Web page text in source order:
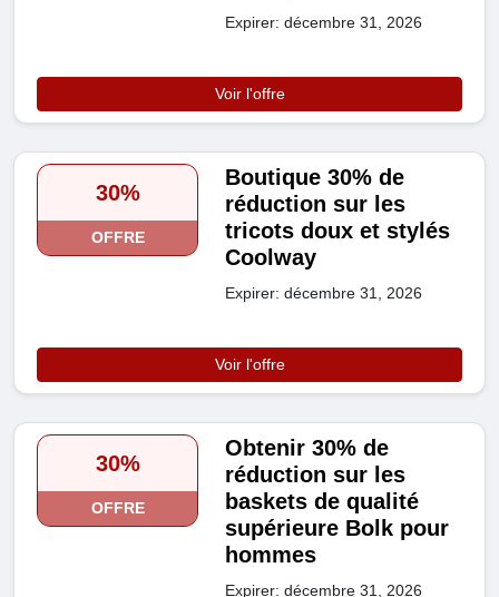
Expirer: décembre 31, 2026
Voir l'offre
30%
OFFRE
Boutique 30% de
réduction sur les
tricots doux et stylés
Coolway
Expirer: décembre 31, 2026
Voir l'offre
30%
OFFRE
Obtenir 30% de
réduction sur les
baskets de qualité
supérieure Bolk pour
hommes
Expirer: décembre 31, 2026